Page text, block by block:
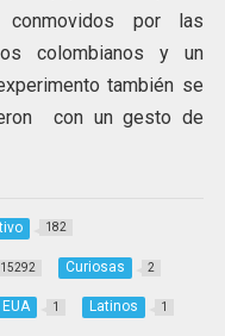
conmovidos por las
colombianos y un
también se
con un gesto de
182
15292 Curiosas 2
1 Latinos 1